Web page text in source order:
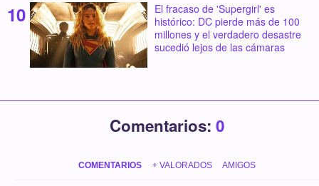
El fracaso de 'Supergirl' es
histórico: DC pierde más de 100
millones y el verdadero desastre
sucedió lejos de las cámaras
Comentarios: 0
COMENTARIOS + VALORADOS AMIGOS